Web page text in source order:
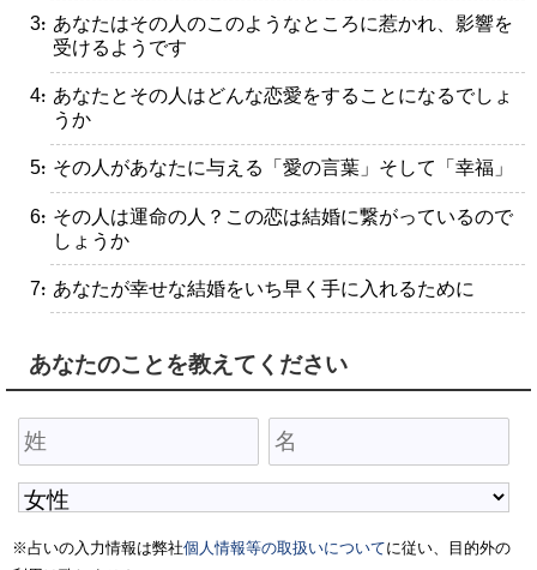
・あなたはその人のこのようなところに惹かれ、影響を
受けるようです
・あなたとその人はどんな恋愛をすることになるでしょ
うか
・その人があなたに与える「愛の言葉」そして「幸福」
・その人は運命の人？この恋は結婚に繋がっているので
しょうか
・あなたが幸せな結婚をいち早く手に入れるために
あなたのことを教えてください
※占いの入力情報は弊社個人情報等の取扱いについてに従い、目的外の